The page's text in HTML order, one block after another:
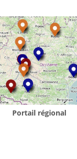
Portail régional